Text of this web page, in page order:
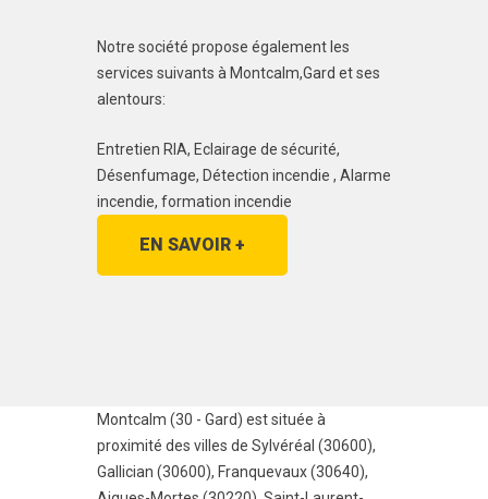
Notre société propose également les
services suivants à Montcalm,Gard et ses
alentours:
Entretien RIA, Eclairage de sécurité,
Désenfumage, Détection incendie , Alarme
incendie, formation incendie
EN SAVOIR +
Montcalm (30 - Gard) est située à
proximité des villes de Sylvéréal (30600),
Gallician (30600), Franquevaux (30640),